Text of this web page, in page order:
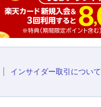
インサイダー取引について